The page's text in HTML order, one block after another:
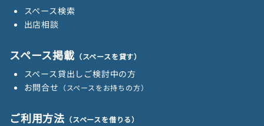
スペース検索
出店相談
スペース掲載 （スペースを貸す）
スペース貸出しご検討中の方
お問合せ （スペースをお持ちの方）
ご利用方法 （スペースを借りる）